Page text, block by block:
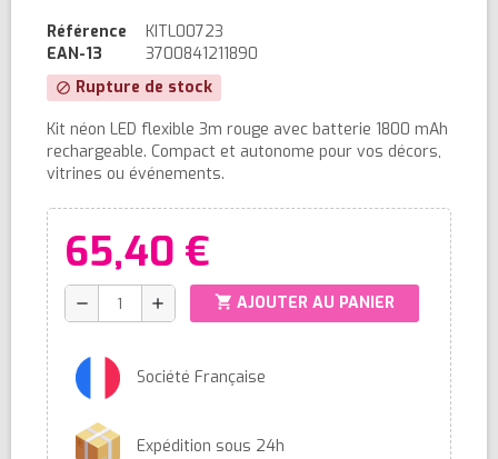
Référence
KITL00723
EAN-13
3700841211890
block Rupture de stock
Kit néon LED flexible 3m rouge avec batterie 1800 mAh
rechargeable. Compact et autonome pour vos décors,
vitrines ou événements.
65,40 €
remove add shopping_cart AJOUTER AU PANIER
Société Française
Expédition sous 24h